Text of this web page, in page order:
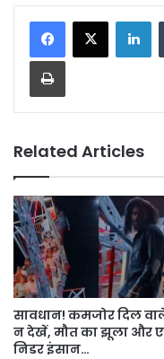
Print
Related Articles
सावधान! कमजोर दिल
न देखें, मौत का झूला और
निडर इंसान…